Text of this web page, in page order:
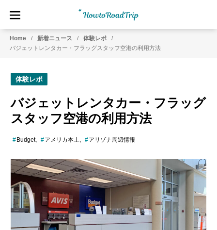
HowtoRoadTrip.com
Home 新着ニュース
体験レポ
バジェットレンタカー・フラッグスタッフ空港の利用方法
体験レポ
バジェットレンタカー・フラッグ
スタッフ空港の利用方法
Budget アメリカ本土 アリゾナ周辺情報